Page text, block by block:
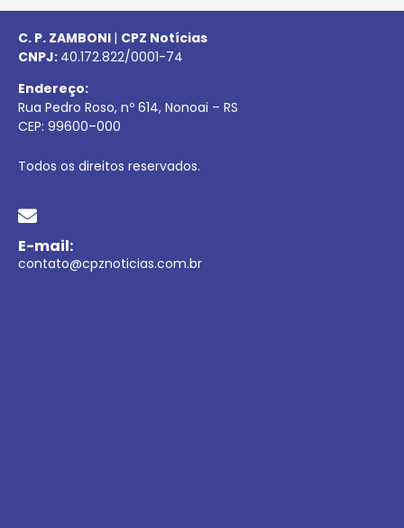
C. P. ZAMBONI | CPZ Notícias
CNPJ: 40.172.822/0001-74
Endereço:
Rua Pedro Roso, nº 614, Nonoai – RS
CEP: 99600–000
Todos os direitos reservados.
E-mail:
contato@cpznoticias.com.br